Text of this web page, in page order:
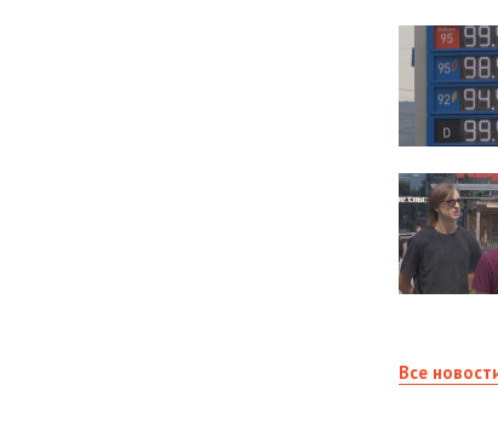
Все